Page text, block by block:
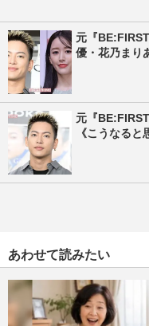
元『
優・花乃まり
元『
《こうなる
あわせて読みたい